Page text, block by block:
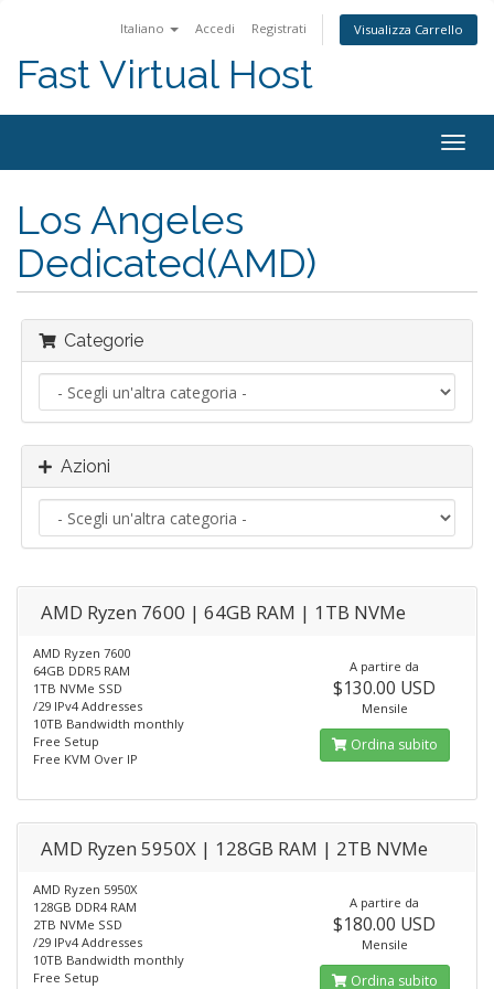
Italiano Accedi Registrati Visualizza Carrello
Fast Virtual Host
Los Angeles
Dedicated(AMD)
Categorie
Azioni
AMD Ryzen 7600 | 64GB RAM | 1TB NVMe
AMD Ryzen 7600
64GB DDR5 RAM
1TB NVMe SSD
/29 IPv4 Addresses
10TB Bandwidth monthly
Free Setup
Free KVM Over IP
A partire da
$130.00 USD
Mensile
Ordina subito
AMD Ryzen 5950X | 128GB RAM | 2TB NVMe
AMD Ryzen 5950X
128GB DDR4 RAM
2TB NVMe SSD
/29 IPv4 Addresses
10TB Bandwidth monthly
Free Setup
A partire da
$180.00 USD
Mensile
Ordina subito